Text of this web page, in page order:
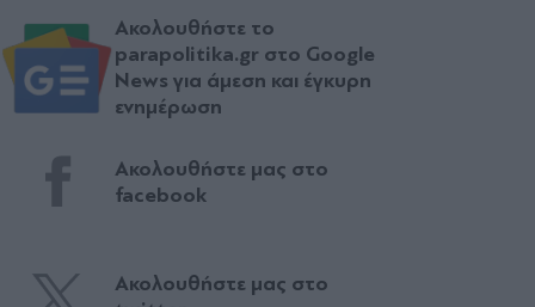
Ακολουθήστε το
parapolitika.gr στο Google
News για άμεση και έγκυρη
ενημέρωση
Ακολουθήστε μας στο
facebook
Ακολουθήστε μας στο